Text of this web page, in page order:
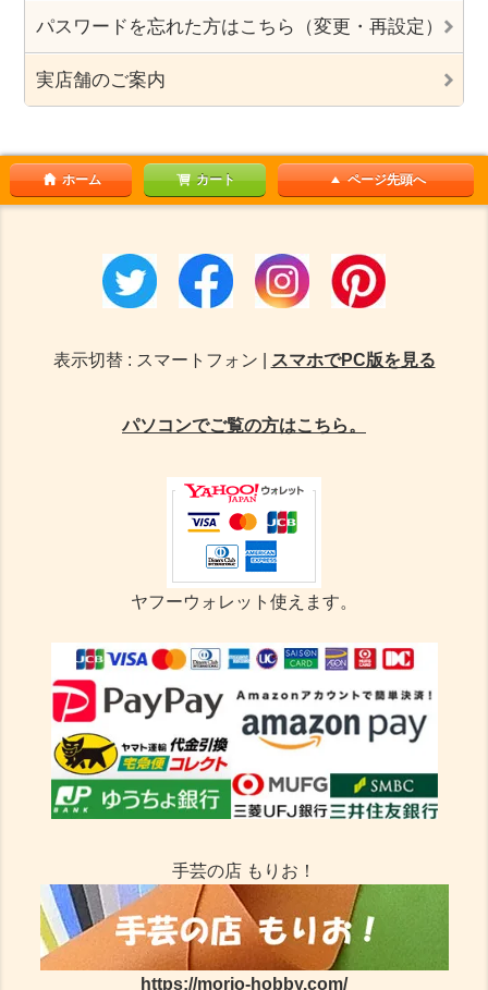
パスワードを忘れた方はこちら（変更・再設定）
実店舗のご案内
ホーム カート ページ先頭へ
表示切替 : スマートフォン | スマホでPC版を見る
パソコンでご覧の方はこちら。
ヤフーウォレット使えます。
手芸の店 もりお！
https://morio-hobby.com/